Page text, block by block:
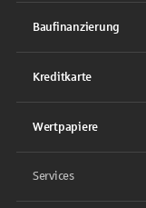
Baufinanzierung
Kreditkarte
Wertpapiere
Services